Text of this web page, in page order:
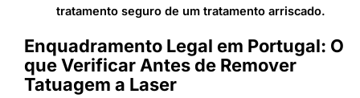
tratamento seguro de um tratamento arriscado.
Enquadramento Legal em Portugal: O
que Verificar Antes de Remover
Tatuagem a Laser